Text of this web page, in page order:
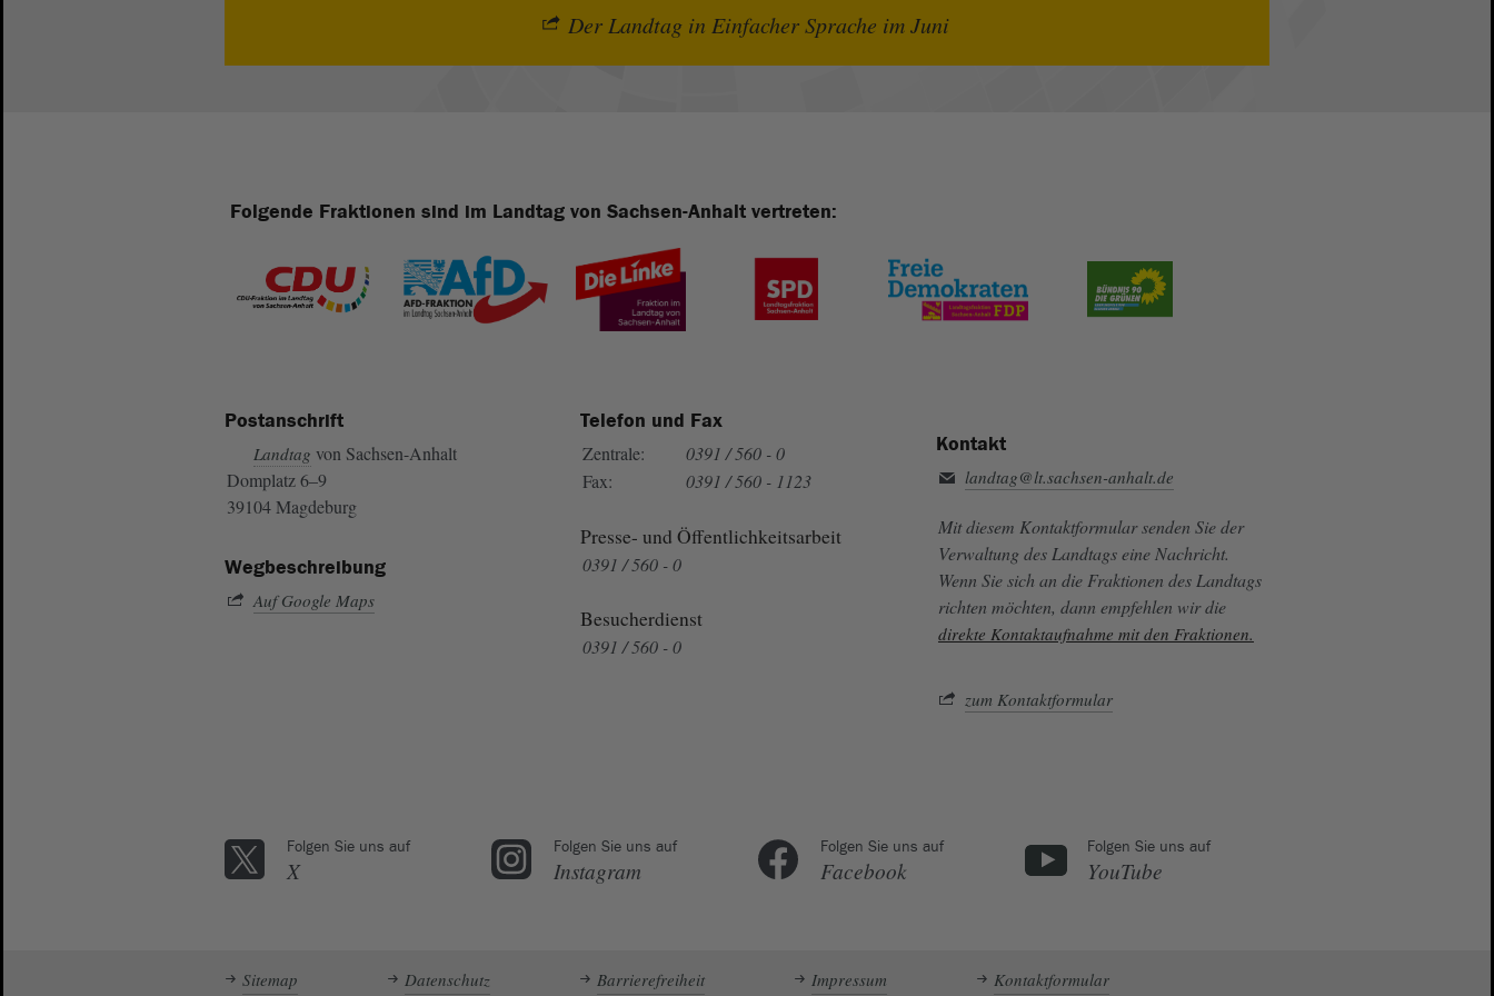
Der Landtag in Einfacher Sprache im Juni
Folgende Fraktionen sind im Landtag von Sachsen-Anhalt vertreten:
Postanschrift
Landtag von Sachsen-Anhalt
Domplatz 6–9
39104 Magdeburg
Wegbeschreibung
Auf Google Maps
Telefon und Fax
Zentrale:
0391 / 560 - 0
Fax:
0391 / 560 - 1123
Presse- und Öffentlichkeitsarbeit
0391 / 560 - 0
Besucherdienst
0391 / 560 - 0
Kontakt
landtag@lt.sachsen-anhalt.de
Mit diesem Kontaktformular senden Sie der
Verwaltung des Landtags eine Nachricht.
Wenn Sie sich an die Fraktionen des Landtags
richten möchten, dann empfehlen wir die
direkte Kontaktaufnahme mit den Fraktionen.
zum Kontaktformular
Folgen Sie uns auf
X
Folgen Sie uns auf
Instagram
Folgen Sie uns auf
Facebook
Folgen Sie uns auf
YouTube
Sitemap Datenschutz Barrierefreiheit Impressum Kontaktformular